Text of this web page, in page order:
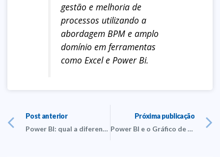
gestão e melhoria de
processos utilizando a
abordagem BPM e amplo
domínio em ferramentas
como Excel e Power Bi.
Post anterior
Power BI: qual a diferença entre SUM e SUMX?
Próxima publicação
Power BI e o Gráfico de Pareto